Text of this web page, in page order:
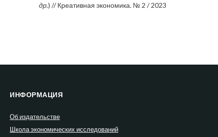
др.) // Креативная экономика. № 2 / 2023
ИНФОРМАЦИЯ
Об издательстве
Школа экономических исследований